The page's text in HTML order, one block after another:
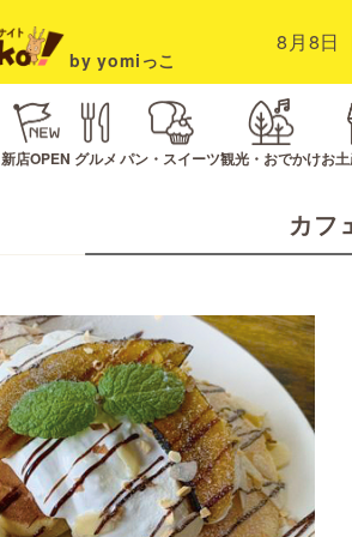
by yomiっこ
8月8日
新店OPEN グルメ パン・スイーツ観光・おでかけお
カフ